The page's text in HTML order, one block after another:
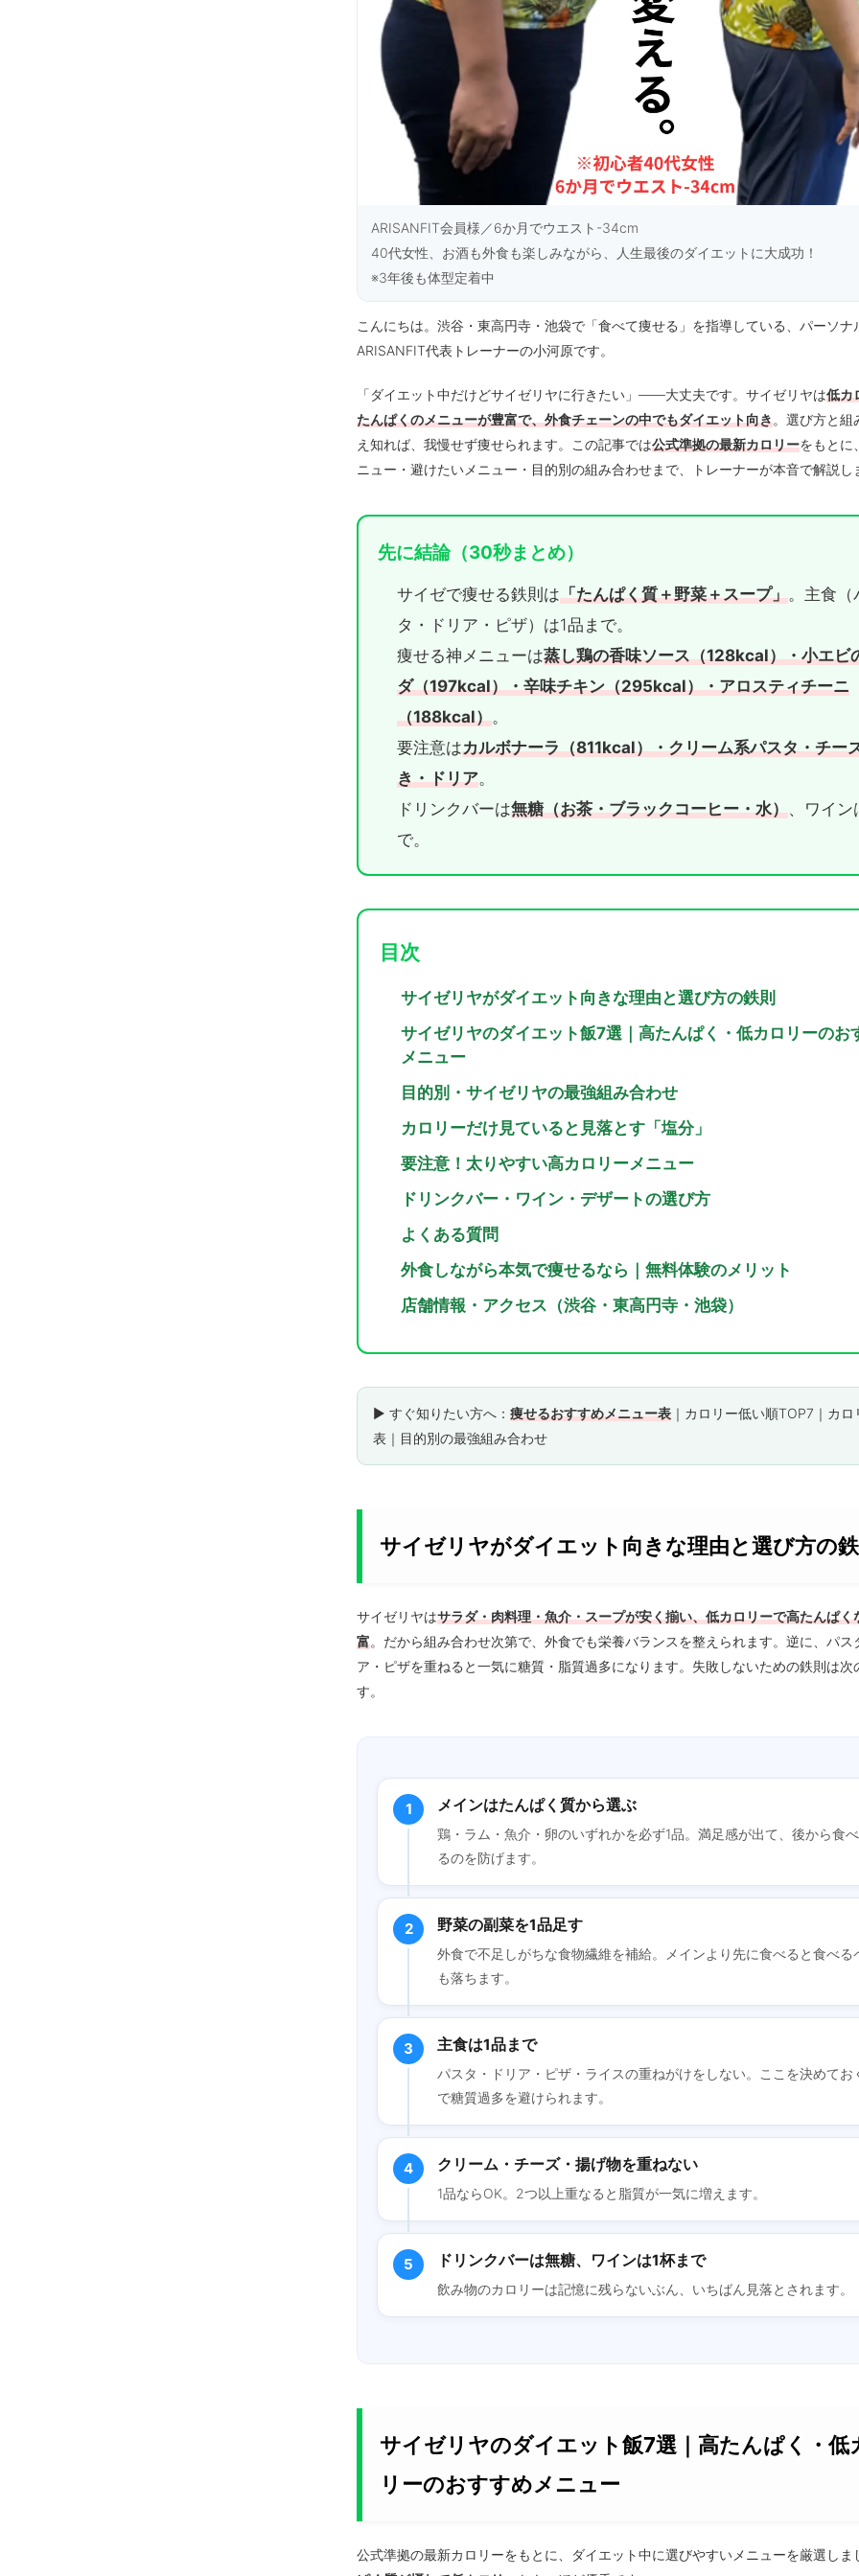
ARISANFIT会員様／6か月でウエスト-34cm
40代女性、お酒も外食も楽しみながら、人生最後のダイエットに大成功！
※3年後も体型定着中
こんにちは。渋谷・東高円寺・池袋で「食べて痩せる」を指導している、パーソナ
ARISANFIT代表トレーナーの小河原です。
「ダイエット中だけどサイゼリヤに行きたい」——大丈夫です。サイゼリヤは低カ
たんぱくのメニューが豊富で、外食チェーンの中でもダイエット向き。選び方と組
え知れば、我慢せず痩せられます。この記事では公式準拠の最新カロリーをもとに
ニュー・避けたいメニュー・目的別の組み合わせまで、トレーナーが本音で解説し
先に結論（30秒まとめ）
サイゼで痩せる鉄則は「たんぱく質＋野菜＋スープ」。主食（
タ・ドリア・ピザ）は1品まで。
痩せる神メニューは蒸し鶏の香味ソース（128kcal）・小エビ
ダ（197kcal）・辛味チキン（295kcal）・アロスティチーニ
（188kcal）。
要注意はカルボナーラ（811kcal）・クリーム系パスタ・チー
き・ドリア。
ドリンクバーは無糖（お茶・ブラックコーヒー・水）、ワイン
で。
目次
サイゼリヤがダイエット向きな理由と選び方の鉄則
サイゼリヤのダイエット飯7選｜高たんぱく・低カロリーのお
メニュー
目的別・サイゼリヤの最強組み合わせ
カロリーだけ見ていると見落とす「塩分」
要注意！太りやすい高カロリーメニュー
ドリンクバー・ワイン・デザートの選び方
よくある質問
外食しながら本気で痩せるなら｜無料体験のメリット
店舗情報・アクセス（渋谷・東高円寺・池袋）
▶ すぐ知りたい方へ： 痩せるおすすめメニュー表 ｜ カロリー低い順TOP7 ｜ カロ
表 ｜ 目的別の最強組み合わせ
サイゼリヤがダイエット向きな理由と選び方の
サイゼリヤはサラダ・肉料理・魚介・スープが安く揃い、低カロリーで高たんぱく
富。だから組み合わせ次第で、外食でも栄養バランスを整えられます。逆に、パス
ア・ピザを重ねると一気に糖質・脂質過多になります。失敗しないための鉄則は次
す。
メインはたんぱく質から選ぶ
鶏・ラム・魚介・卵のいずれかを必ず1品。満足感が出て、後から食
るのを防げます。
野菜の副菜を1品足す
外食で不足しがちな食物繊維を補給。メインより先に食べると食べる
も落ちます。
主食は1品まで
パスタ・ドリア・ピザ・ライスの重ねがけをしない。ここを決めてお
で糖質過多を避けられます。
クリーム・チーズ・揚げ物を重ねない
1品ならOK。2つ以上重なると脂質が一気に増えます。
ドリンクバーは無糖、ワインは1杯まで
飲み物のカロリーは記憶に残らないぶん、いちばん見落とされます。
サイゼリヤのダイエット飯7選｜高たんぱく・低
リーのおすすめメニュー
公式準拠の最新カロリーをもとに、ダイエット中に選びやすいメニューを厳選しま